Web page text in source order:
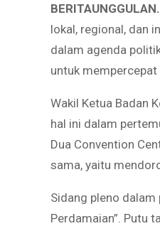
lokal, regional, dan
dalam agenda
untuk
Wakil Ketua Badan
hal ini dalam
Dua Convention
sama, yaitu
Sidang pleno dalam
Perdamaian”. Putu